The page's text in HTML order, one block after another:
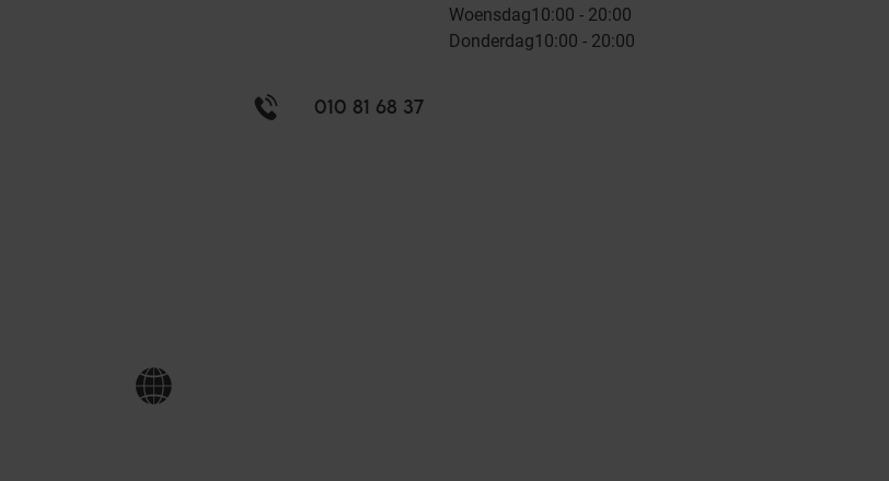
Woensdag10:00 - 20:00
Donderdag10:00 - 20:00
010 81 68 37